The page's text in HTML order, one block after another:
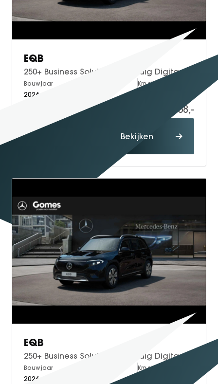
SEALION 7
DOLPHIN SURF
ATTO 2 DM-I
EQB
250+ Business Solution | Volledig Digitaal Display | THERMOTRONIC klimaatregeling | Draadloos Laden Smartphone | Stoelverwarming | Sfeerverlichting | Verschuifbare Stoelen Achter | Apple CarPlay | Android Auto | Elektrische Achterklep | Elektrisch Inklapbare Buitenspiegels | Achteruitrijcamera | Parkeersensoren
Bouwjaar
2026
Km-stand
52.558,-
Bekijken
EQB
Bouwjaar
2026
Km-stand